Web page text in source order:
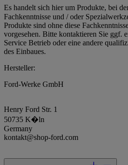
Es handelt sich hier um Produkte, bei
Fachkenntnisse und / oder
Produkte sind ohne diese
vorgesehen. Bitte kontaktieren Sie ggf.
Service Betrieb oder eine andere
des Einbaues.
Hersteller:
Ford-Werke GmbH
Henry Ford Str. 1
50735 K�ln
Germany
kontakt@shop-ford.com